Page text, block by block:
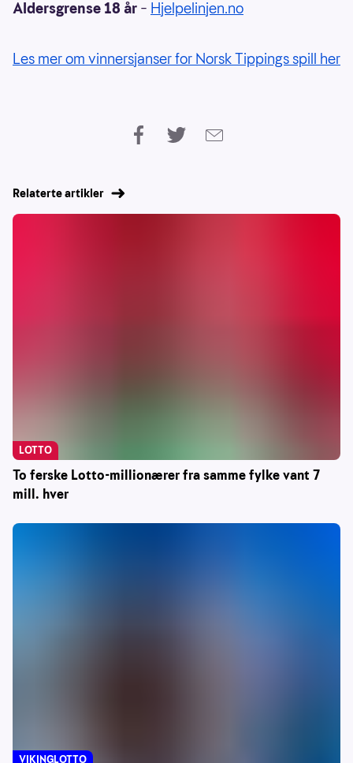
Aldersgrense 18 år – Hjelpelinjen.no
Les mer om vinnersjanser for Norsk Tippings spill her
Relaterte artikler
To ferske Lotto-millionærer fra samme fylke vant 7
mill. hver
LOTTO
VIKINGLOTTO